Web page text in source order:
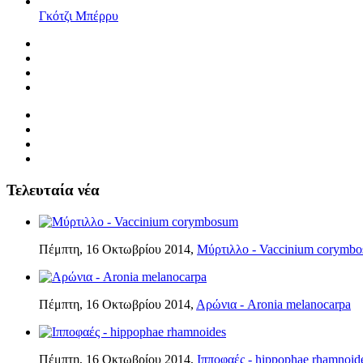
Γκότζι Μπέρρυ
Τελευταία νέα
Πέμπτη, 16 Οκτωβρίου 2014, Μύρτιλλο - Vaccinium
Πέμπτη, 16 Οκτωβρίου 2014, Αρώνια - Aronia melanocarpa
Πέμπτη, 16 Οκτωβρίου 2014, Ιπποφαές - hippophae